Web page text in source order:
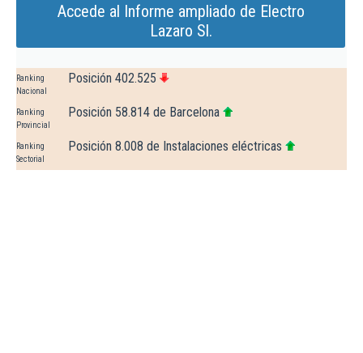
Accede al Informe ampliado de Electro
Lazaro Sl.
Ranking
Nacional
Posición 402.525
Ranking
Provincial
Posición 58.814 de Barcelona
Ranking
Sectorial
Posición 8.008 de Instalaciones eléctricas